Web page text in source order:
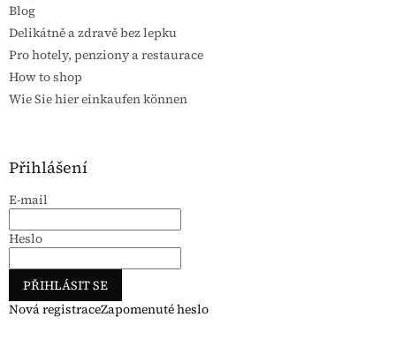
Blog
Delikátně a zdravě bez lepku
Pro hotely, penziony a restaurace
How to shop
Wie Sie hier einkaufen können
Přihlášení
E-mail
Heslo
PŘIHLÁSIT SE
Nová registraceZapomenuté heslo